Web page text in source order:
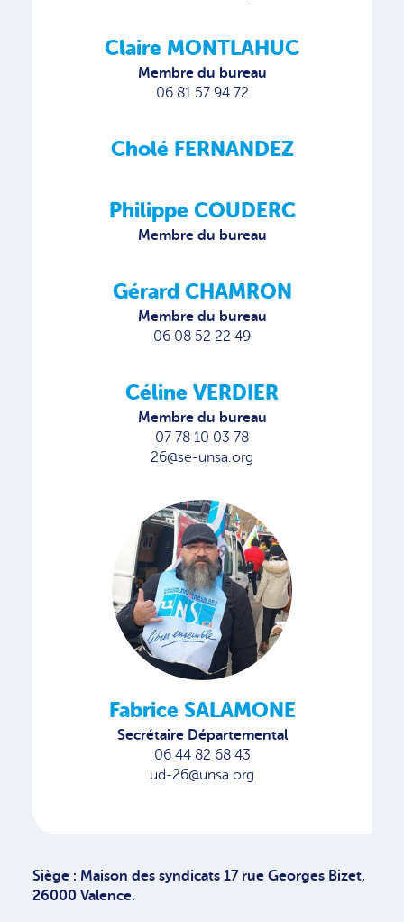
Claire MONTLAHUC
Membre du bureau
06 81 57 94 72
Cholé FERNANDEZ
Philippe COUDERC
Membre du bureau
Gérard CHAMRON
Membre du bureau
06 08 52 22 49
Céline VERDIER
Membre du bureau
07 78 10 03 78
26@se-unsa.org
Fabrice SALAMONE
Secrétaire Départemental
06 44 82 68 43
ud-26@unsa.org
Siège : Maison des syndicats 17 rue Georges Bizet,
26000 Valence.